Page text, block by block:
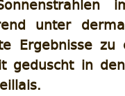
unter
Ergebnisse zu
geduscht in